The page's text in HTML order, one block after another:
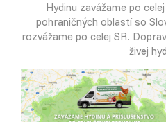
Hydinu zavážame po
pohraničných oblastí so
rozvážame po celej SR.
živej